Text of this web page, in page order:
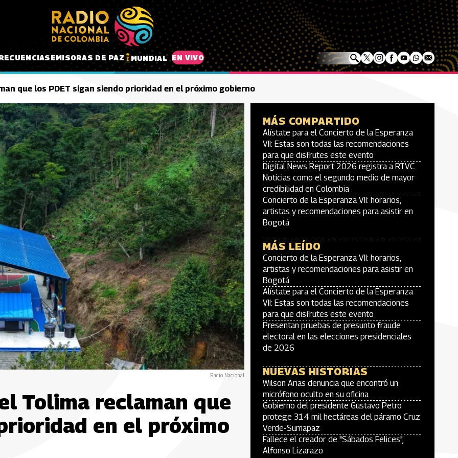
EMISORAS DE PAZ MUNDIAL EN VIVO
que los PDET sigan siendo prioridad en el próximo gobierno
Radio Nacional
Tolima reclaman que
en el próximo
MÁS COMPARTIDO
Alístate para el Concierto de la Esperanza
VII: Estas son todas las recomendaciones
para que disfrutes este evento
Digital News Report 2026 registra a RTVC
Noticias como el segundo medio de mayor
credibilidad en Colombia
Concierto de la Esperanza VII: horarios,
artistas y recomendaciones para asistir en
Bogotá
MÁS LEÍDO
Concierto de la Esperanza VII: horarios,
artistas y recomendaciones para asistir en
Bogotá
Alístate para el Concierto de la Esperanza
VII: Estas son todas las recomendaciones
para que disfrutes este evento
Presentan pruebas de presunto fraude
electoral en las elecciones presidenciales
de 2026
NUEVAS HISTORIAS
Wilson Arias denuncia que encontró un
micrófono oculto en su oficina
Gobierno del presidente Gustavo Petro
protege 314 mil hectáreas del páramo Cruz
Verde-Sumapaz
Fallece el creador de "Sábados Felices",
Alfonso Lizarazo